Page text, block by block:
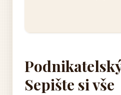
Sepište si vše